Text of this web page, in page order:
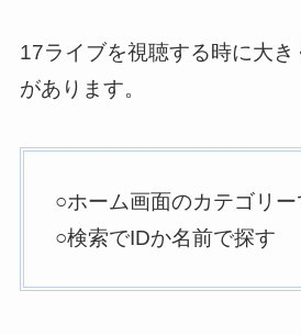
17ライブを視聴する時に大
があります。
○ホーム画面のカテゴリー
○検索でIDか名前で探す